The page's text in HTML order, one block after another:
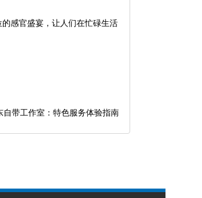
感官盛宴，让人们在忙碌生活
自带工作室：特色服务体验指南